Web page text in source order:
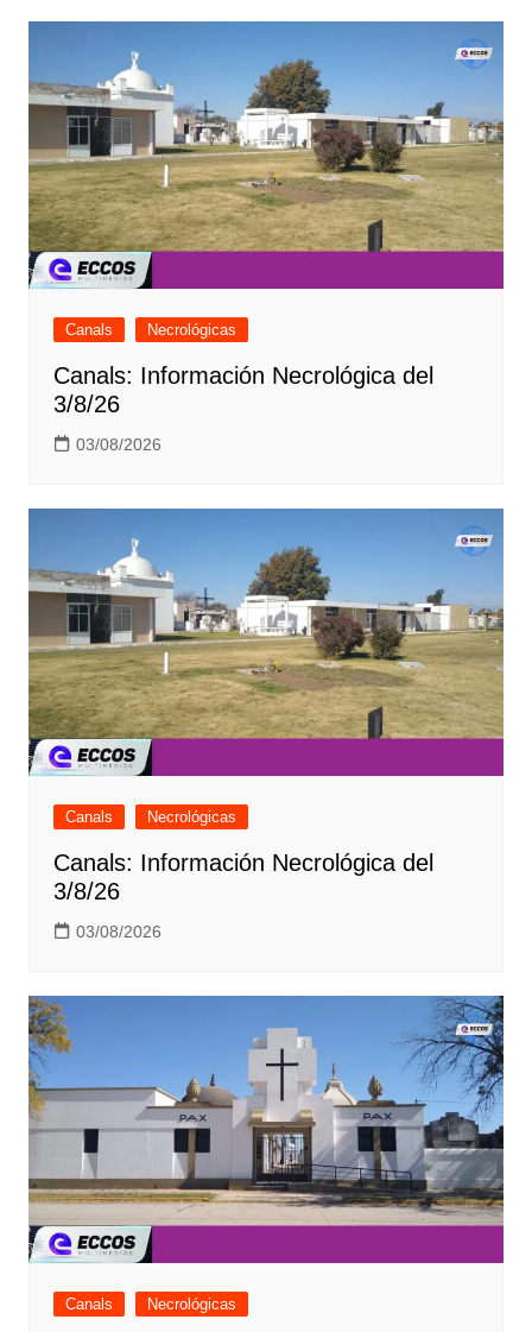
Canals Necrológicas
Canals: Información Necrológica del
3/8/26
03/08/2026
Canals Necrológicas
Canals: Información Necrológica del
3/8/26
03/08/2026
Canals Necrológicas